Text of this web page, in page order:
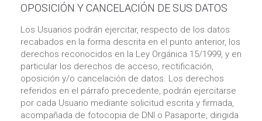
OPOSICIÓN Y CANCELACIÓN DE SUS DATOS
Los Usuarios podrán ejercitar, respecto de los datos
recabados en la forma descrita en el punto anterior, los
derechos reconocidos en la Ley Orgánica 15/1999, y en
particular los derechos de acceso, rectificación,
oposición y/o cancelación de datos. Los derechos
referidos en el párrafo precedente, podrán ejercitarse
por cada Usuario mediante solicitud escrita y firmada,
acompañada de fotocopia de DNI o Pasaporte, dirigida